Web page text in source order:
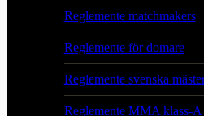
Reglemente matchmakers
Reglemente för domare
Reglemente svenska
Reglemente MMA klass-